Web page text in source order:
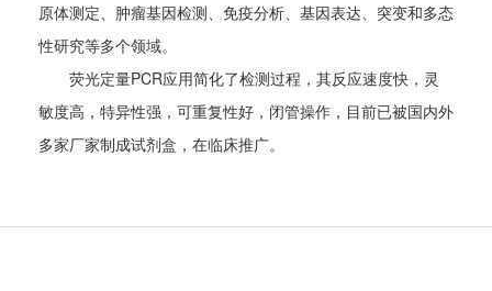
原体测定、肿瘤基因检测、免疫分析、基因表达、突变和多态
性研究等多个领域。
荧光定量PCR应用简化了检测过程，其反应速度快，灵
敏度高，特异性强，可重复性好，闭管操作，目前已被国内外
多家厂家制成试剂盒，在临床推广。